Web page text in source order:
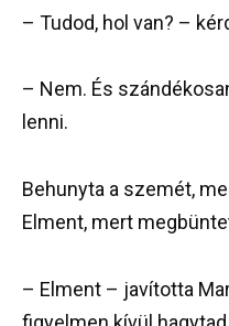
– Tudod, hol van? –
– Nem. És
lenni.
Behunyta a szemét,
Elment, mert
– Elment – javította